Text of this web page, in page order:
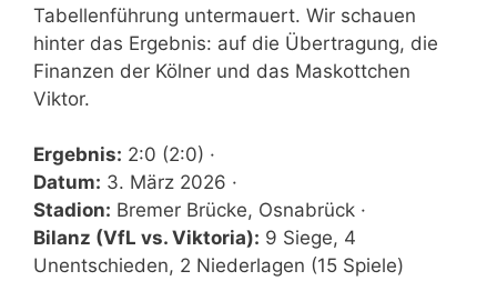
Tabellenführung untermauert. Wir schauen
hinter das Ergebnis: auf die Übertragung, die
Finanzen der Kölner und das Maskottchen
Viktor.
Ergebnis: 2:0 (2:0) ·
Datum: 3. März 2026 ·
Stadion: Bremer Brücke, Osnabrück ·
Bilanz (VfL vs. Viktoria): 9 Siege, 4
Unentschieden, 2 Niederlagen (15 Spiele)